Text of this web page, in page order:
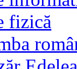
fizică